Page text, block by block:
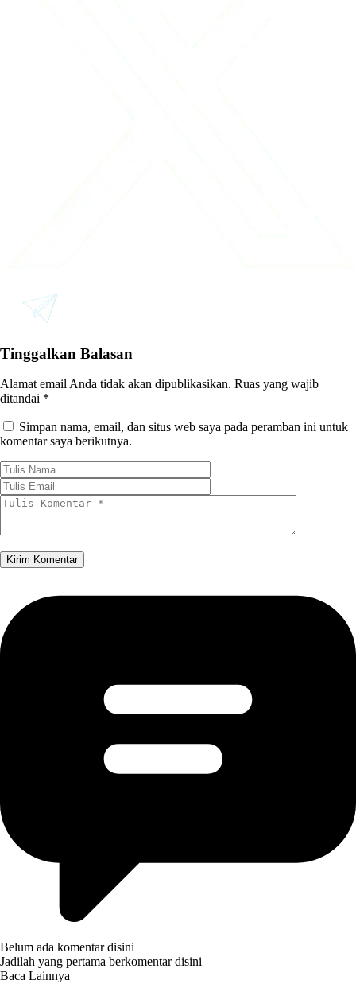
Tinggalkan Balasan
Alamat email Anda tidak akan dipublikasikan. Ruas yang wajib
ditandai *
Simpan nama, email, dan situs web saya pada peramban ini untuk
komentar saya berikutnya.
Belum ada komentar disini
Jadilah yang pertama berkomentar disini
Baca Lainnya